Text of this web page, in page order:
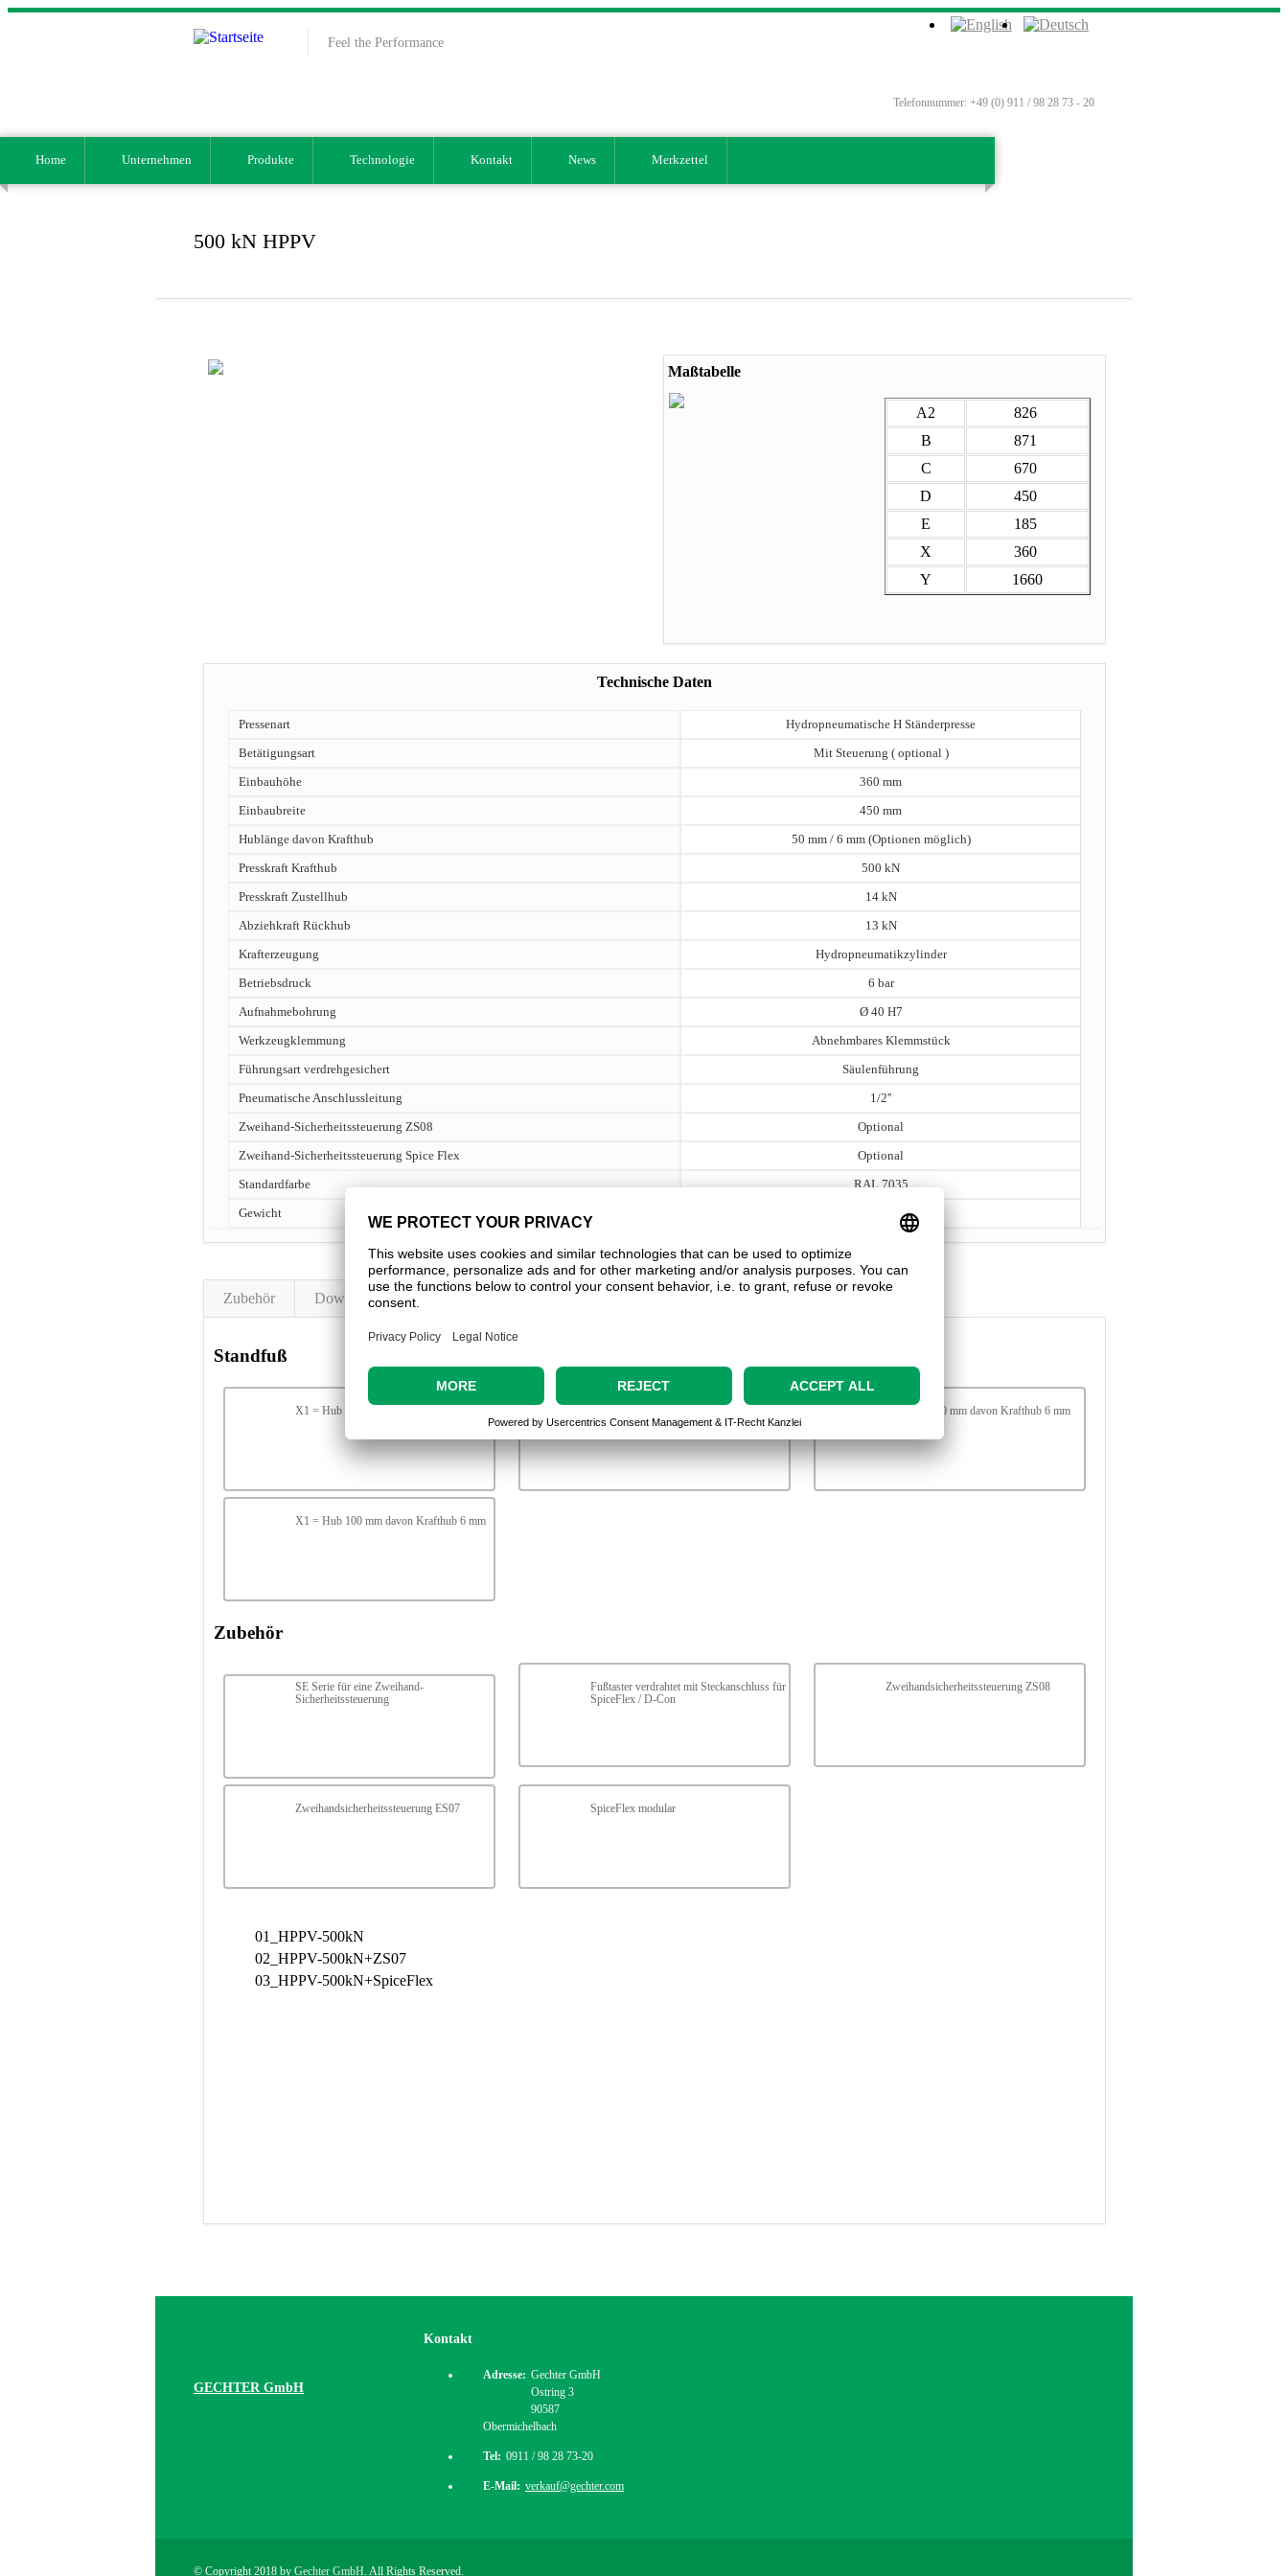
Direkt zum Inhalt
Feel the Performance
Telefonnummer: +49 (0) 911 / 98 28 73 - 20
Home Unternehmen Produkte Technologie Kontakt News Merkzettel
500 kN HPPV
Maßtabelle
A2
826
B
871
C
670
D
450
E
185
X
360
Y
1660
Technische Daten
Pressenart
Hydropneumatische H Ständerpresse
Betätigungsart
Mit Steuerung ( optional )
Einbauhöhe
360 mm
Einbaubreite
450 mm
Hublänge davon Krafthub
50 mm / 6 mm (Optionen möglich)
Presskraft Krafthub
500 kN
Presskraft Zustellhub
14 kN
Abziehkraft Rückhub
13 kN
Krafterzeugung
Hydropneumatikzylinder
Betriebsdruck
6 bar
Aufnahmebohrung
Ø 40 H7
Werkzeugklemmung
Abnehmbares Klemmstück
Führungsart verdrehgesichert
Säulenführung
Pneumatische Anschlussleitung
1/2''
Zweihand-Sicherheitssteuerung ZS08
Optional
Zweihand-Sicherheitssteuerung Spice Flex
Optional
Standardfarbe
RAL 7035
Gewicht
Zubehör Downloads
Standfuß
X1 = Hub 50 mm davon Krafthub 12 mm
Hublänge Sonder auf Anfrage
X1 = Hub 50 mm davon Krafthub 6 mm
X1 = Hub 100 mm davon Krafthub 6 mm
Zubehör
SE Serie für eine Zweihand-
Sicherheitssteuerung
Fußtaster verdrahtet mit Steckanschluss für
SpiceFlex / D-Con
Zweihandsicherheitssteuerung ZS08
Zweihandsicherheitssteuerung ES07 SpiceFlex modular
01_HPPV-500kN
02_HPPV-500kN+ZS07
03_HPPV-500kN+SpiceFlex
GECHTER GmbH
Kontakt
Adresse: Gechter GmbH
Ostring 3
90587
Obermichelbach
Tel: 0911 / 98 28 73-20
E-Mail: verkauf@gechter.com
© Copyright 2018 by Gechter GmbH. All Rights Reserved.